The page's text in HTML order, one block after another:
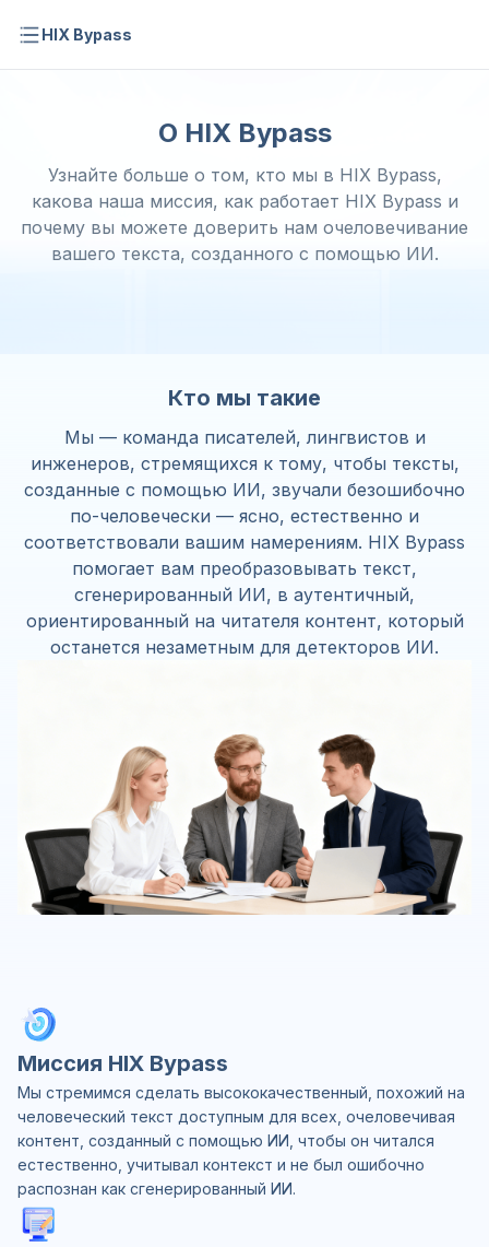
HIX Bypass
О HIX Bypass
Узнайте больше о том, кто мы в HIX Bypass,
какова наша миссия, как работает HIX Bypass и
почему вы можете доверить нам очеловечивание
вашего текста, созданного с помощью ИИ.
Кто мы такие
Мы — команда писателей, лингвистов и
инженеров, стремящихся к тому, чтобы тексты,
созданные с помощью ИИ, звучали безошибочно
по-человечески — ясно, естественно и
соответствовали вашим намерениям. HIX Bypass
помогает вам преобразовывать текст,
сгенерированный ИИ, в аутентичный,
ориентированный на читателя контент, который
останется незаметным для детекторов ИИ.
Миссия HIX Bypass
Мы стремимся сделать высококачественный, похожий на
человеческий текст доступным для всех, очеловечивая
контент, созданный с помощью ИИ, чтобы он читался
естественно, учитывал контекст и не был ошибочно
распознан как сгенерированный ИИ.